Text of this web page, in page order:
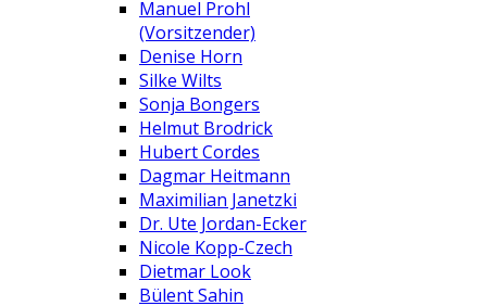
Manuel Prohl
(Vorsitzender)
Denise Horn
Silke Wilts
Sonja Bongers
Helmut Brodrick
Hubert Cordes
Dagmar Heitmann
Maximilian Janetzki
Dr. Ute Jordan-Ecker
Nicole Kopp-Czech
Dietmar Look
Bülent Sahin